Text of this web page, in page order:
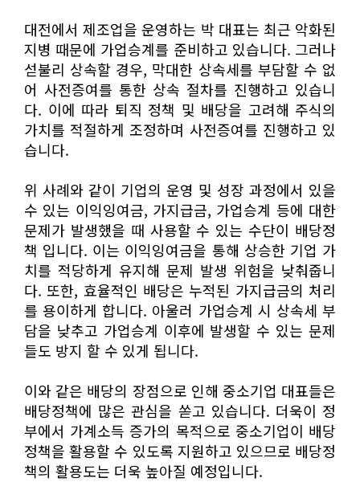
대전에서 제조업을 운영하는 박 대표는 최근 악화된
지병 때문에 가업승계를 준비하고 있습니다. 그러나
섣불리 상속할 경우, 막대한 상속세를 부담할 수 없
어 사전증여를 통한 상속 절차를 진행하고 있습니
다. 이에 따라 퇴직 정책 및 배당을 고려해 주식의
가치를 적절하게 조정하며 사전증여를 진행하고 있
습니다.
위 사례와 같이 기업의 운영 및 성장 과정에서 있을
수 있는 이익잉여금, 가지급금, 가업승계 등에 대한
문제가 발생했을 때 사용할 수 있는 수단이 배당정
책 입니다. 이는 이익잉여금을 통해 상승한 기업 가
치를 적당하게 유지해 문제 발생 위험을 낮춰줍니
다. 또한, 효율적인 배당은 누적된 가지급금의 처리
를 용이하게 합니다. 아울러 가업승계 시 상속세 부
담을 낮추고 가업승계 이후에 발생할 수 있는 문제
들도 방지 할 수 있게 됩니다.
이와 같은 배당의 장점으로 인해 중소기업 대표들은
배당정책에 많은 관심을 쏟고 있습니다. 더욱이 정
부에서 가계소득 증가의 목적으로 중소기업이 배당
정책을 활용할 수 있도록 지원하고 있으므로 배당정
책의 활용도는 더욱 높아질 예정입니다.